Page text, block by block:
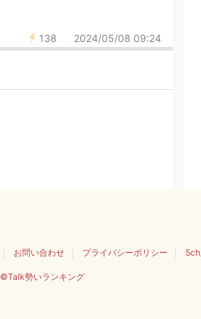
138 2024/05/08 09:24
お問い合わせ プライバシーポリシー
©Talk勢いランキング